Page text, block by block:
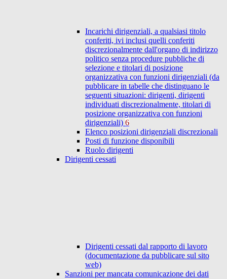
Incarichi dirigenziali, a qualsiasi titolo
conferiti, ivi inclusi quelli conferiti
discrezionalmente dall'organo di indirizzo
politico senza procedure pubbliche di
selezione e titolari di posizione
organizzativa con funzioni dirigenziali (da
pubblicare in tabelle che distinguano le
seguenti situazioni: dirigenti, dirigenti
individuati discrezionalmente, titolari di
posizione organizzativa con funzioni
dirigenziali) 6
Elenco posizioni dirigenziali discrezionali
Posti di funzione disponibili
Ruolo dirigenti
Dirigenti cessati
Dirigenti cessati dal rapporto di lavoro
(documentazione da pubblicare sul sito
web)
Sanzioni per mancata comunicazione dei dati